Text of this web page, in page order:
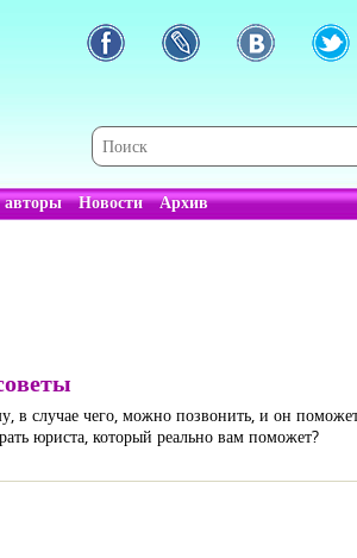
Новости Архив
в случае чего, можно позвонить, и он
юриста, который реально вам поможет?